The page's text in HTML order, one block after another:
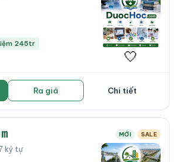
245tr
🤍
Ra giá Chi tiết
MỚI SALE
ký tự